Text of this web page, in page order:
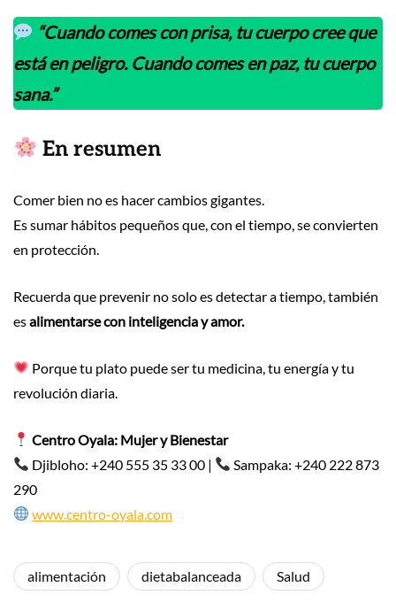
“Cuando comes con prisa, tu cuerpo cree que
está en peligro. Cuando comes en paz, tu cuerpo
sana.”
En resumen
Comer bien no es hacer cambios gigantes.
Es sumar hábitos pequeños que, con el tiempo, se convierten
en protección.
Recuerda que prevenir no solo es detectar a tiempo, también
esalimentarse con inteligencia y amor.
Porque tu plato puede ser tu medicina, tu energía y tu
revolución diaria.
Centro Oyala: Mujer y Bienestar
Djibloho: +240 555 35 33 00 |
Sampaka: +240 222 873
290
www.centro-oyala.com
alimentación dietabalanceada Salud